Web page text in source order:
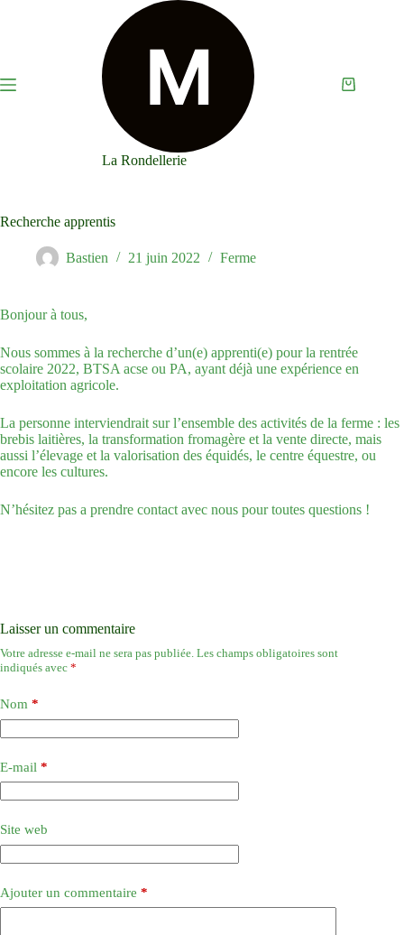
La Rondellerie
Panier
Recherche apprentis
Bastien 21 juin 2022 Ferme
Bonjour à tous,
Nous sommes à la recherche d’un(e) apprenti(e) pour la rentrée
scolaire 2022, BTSA acse ou PA, ayant déjà une expérience en
exploitation agricole.
La personne interviendrait sur l’ensemble des activités de la ferme : les
brebis laitières, la transformation fromagère et la vente directe, mais
aussi l’élevage et la valorisation des équidés, le centre équestre, ou
encore les cultures.
N’hésitez pas a prendre contact avec nous pour toutes questions !
Laisser un commentaire
Votre adresse e-mail ne sera pas publiée. Les champs obligatoires sont
indiqués avec *
Nom *
E-mail *
Site web
Ajouter un commentaire *